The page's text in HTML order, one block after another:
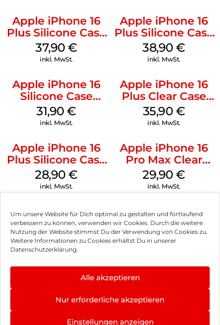
Um unsere Website für Dich optimal zu gestalten und fortlaufend
verbessern zu können, verwenden wir Cookies. Durch die weitere
Nutzung der Website stimmst Du der Verwendung von Cookies zu.
Weitere Informationen zu Cookies erhältst Du in unserer
Datenschutzerklärung.
Alle akzeptieren
Nur erforderliche akzeptieren
Einstellungen anzeigen
Apple iPhone 16
Plus Silicone Case
MagSafe Lake
Green
37,90€
inkl. MwSt.
Apple iPhone 16
Plus Silicone Case
MagSafe Denim
38,90€
inkl. MwSt.
Apple iPhone 16
Silicone Case
MagSafe Fuchsia
31,90€
inkl. MwSt.
Apple iPhone 16
Plus Clear Case
MagSafe
Transparent
35,90 €
inkl. MwSt.
Apple iPhone 16
Plus Silicone Case
MagSafe Black
28,90€
inkl. MwSt.
Apple iPhone 16
Pro Max Clear
Case MagSafe
Transparent
29,90€
inkl. MwSt.
Impressum
Hinweis zur Batterieentsorgung